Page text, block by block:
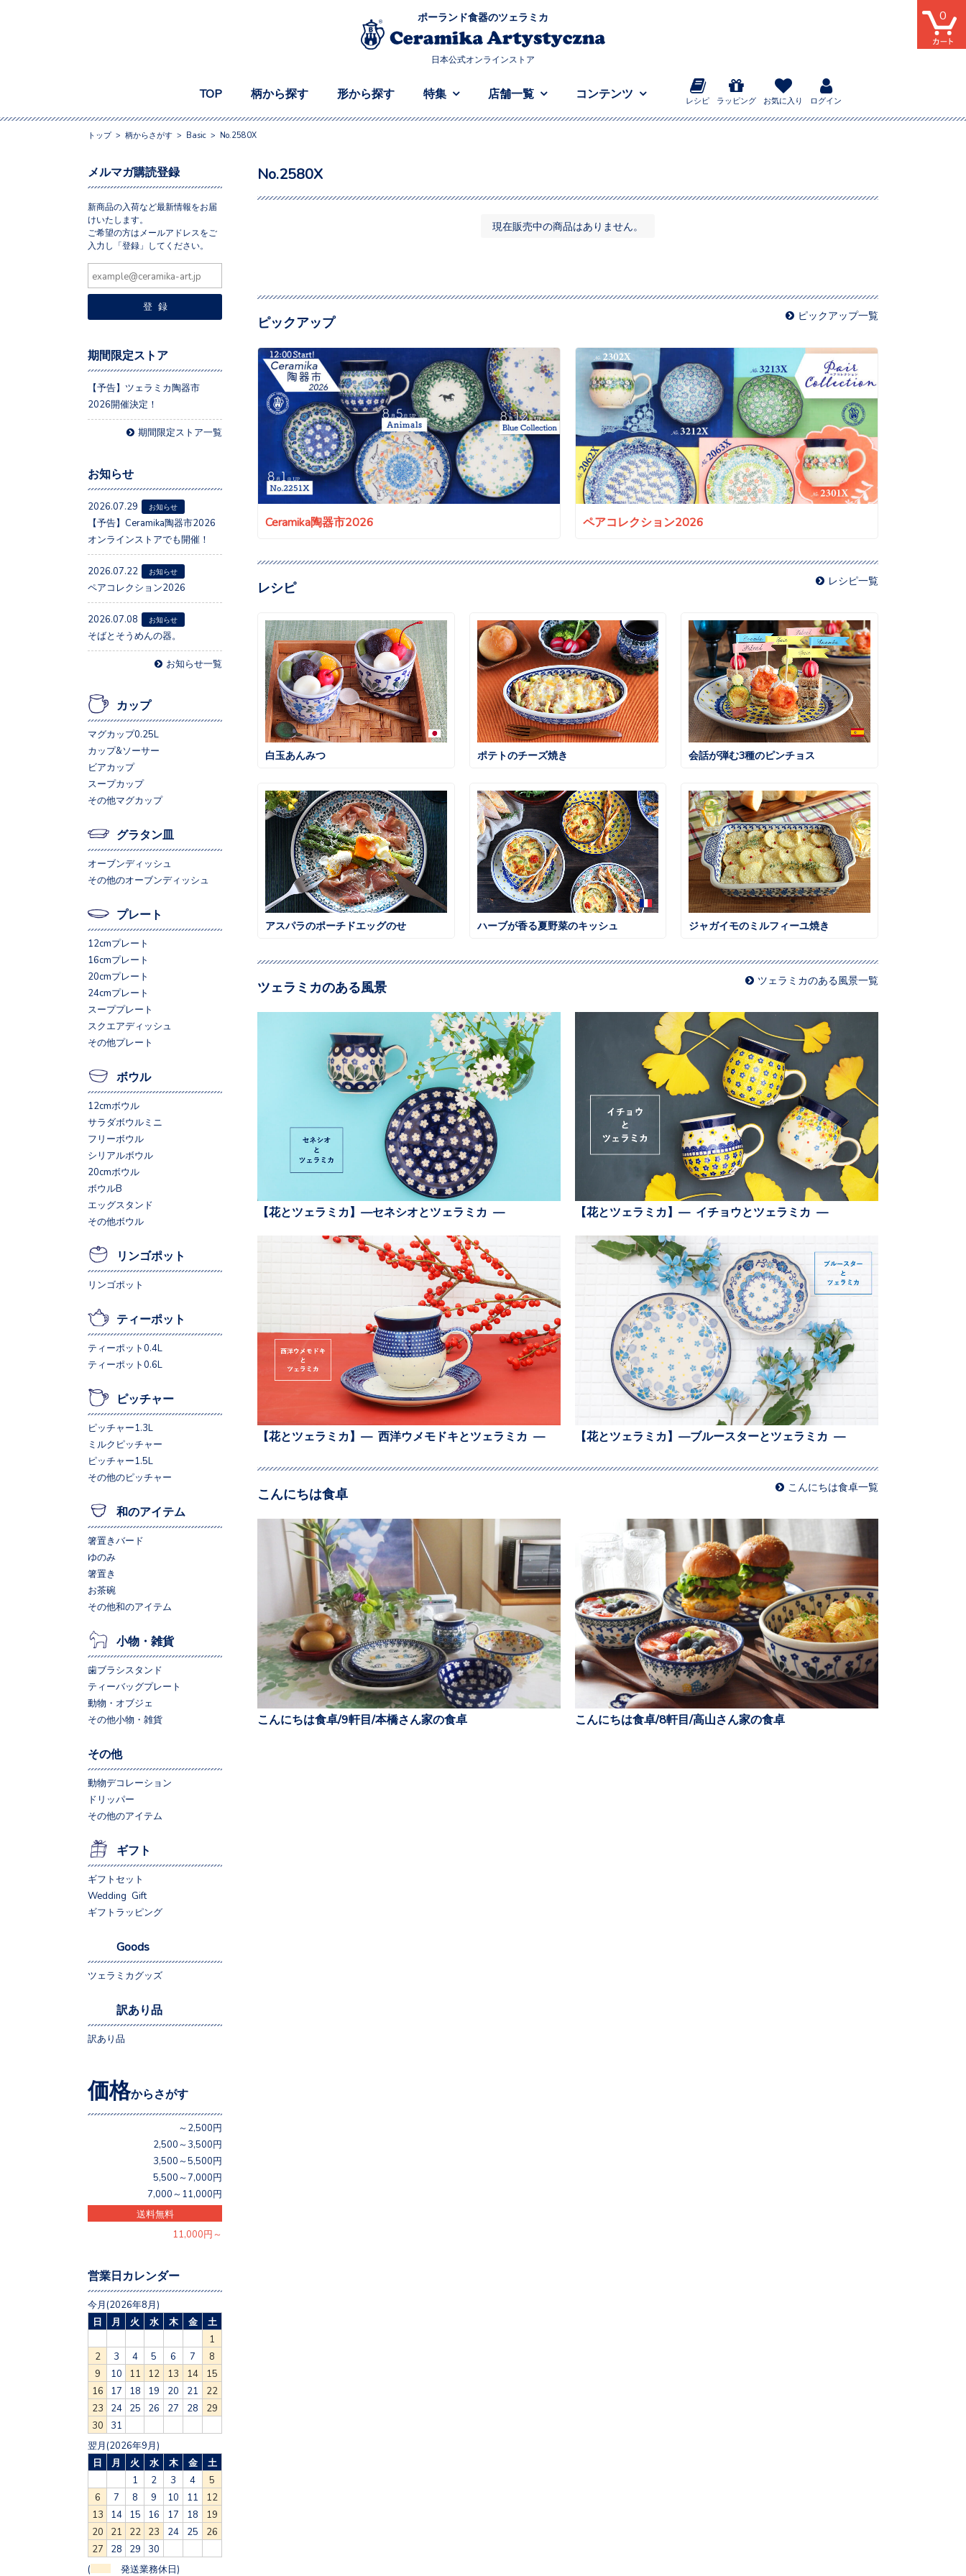
ポーランド食器のツェラミカ
日本公式オンラインストア
TOP 柄から探す 形から探す 特集 店舗一覧 コンテンツ
レシピ ラッピング お気に入り ログイン
0
トップ> 柄からさがす > Basic > No.2580X
No.2580X
現在販売中の商品はありません。
ピックアップ ピックアップ一覧
Ceramika陶器市2026 ペアコレクション2026
レシピ レシピ一覧
白玉あんみつ ポテトのチーズ焼き 会話が弾む3種のピンチョス
アスパラのポーチドエッグのせ ハーブが香る夏野菜のキッシュ ジャガイモのミルフィーユ焼き
ツェラミカのある風景 ツェラミカのある風景一覧
【花とツェラミカ】—セネシオとツェラミカ — 【花とツェラミカ】— イチョウとツェラミカ —
【花とツェラミカ】— 西洋ウメモドキとツェラミカ — 【花とツェラミカ】—ブルースターとツェラミカ —
こんにちは食卓 こんにちは食卓一覧
こんにちは食卓/9軒目/本橋さん家の食卓 こんにちは食卓/8軒目/高山さん家の食卓
メルマガ購読登録
新商品の入荷など最新情報をお届
けいたします。
ご希望の方はメールアドレスをご
入力し「登録」してください。
期間限定ストア
【予告】ツェラミカ陶器市
2026開催決定！
期間限定ストア一覧
お知らせ
2026.07.29 お知らせ
【予告】Ceramika陶器市2026
オンラインストアでも開催！
2026.07.22 お知らせ
ペアコレクション2026
2026.07.08 お知らせ
そばとそうめんの器。
お知らせ一覧
カップ
マグカップ0.25L
カップ&ソーサー
ビアカップ
スープカップ
その他マグカップ
グラタン皿
オーブンディッシュ
その他のオーブンディッシュ
プレート
12cmプレート
16cmプレート
20cmプレート
24cmプレート
スーププレート
スクエアディッシュ
その他プレート
ボウル
12cmボウル
サラダボウルミニ
フリーボウル
シリアルボウル
20cmボウル
ボウルB
エッグスタンド
その他ボウル
リンゴポット
リンゴポット
ティーポット
ティーポット0.4L
ティーポット0.6L
ピッチャー
ピッチャー1.3L
ミルクピッチャー
ピッチャー1.5L
その他のピッチャー
和のアイテム
箸置きバード
ゆのみ
箸置き
お茶碗
その他和のアイテム
小物・雑貨
歯ブラシスタンド
ティーバッグプレート
動物・オブジェ
その他小物・雑貨
その他
動物デコレーション
ドリッパー
その他のアイテム
ギフト
ギフトセット
Wedding Gift
ギフトラッピング
Goods
ツェラミカグッズ
訳あり品
訳あり品
価格からさがす
～2,500円
2,500～3,500円
3,500～5,500円
5,500～7,000円
7,000～11,000円
送料無料
11,000円～
営業日カレンダー
今月(2026年8月)
日
月 火 水 木 金
土
1
2
3 4 5 6 7
8
9
10 11 12 13 14
15
16
17 18 19 20 21
22
23
24 25 26 27 28
29
30
31
翌月(2026年9月)
日
月 火 水 木 金
土
1
2 3 4
5
6
7 8 9 10 11
12
13
14 15 16 17 18
19
20
21 22 23 24 25
26
27
28 29 30
( 発送業務休日)